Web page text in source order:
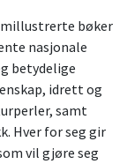
bøker
nasjonale
betydelige
idrett og
samt
Hver for seg gir
vil gjøre seg